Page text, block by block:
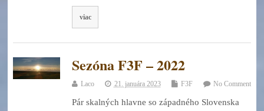
viac
Sezóna F3F – 2022
Laco 21. januára 2023 F3F No Comment
Pár skalných hlavne so západného Slovenska